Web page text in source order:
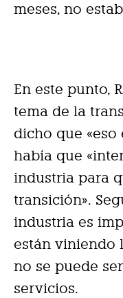
meses, no
En este punto,
tema de la
dicho que «eso
había que
industria para
transición».
industria es
están viniendo
no se puede
servicios.